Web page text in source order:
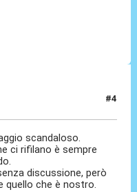
#4
scandaloso.
ci rifilano è sempre
discussione, però
quello che è nostro.